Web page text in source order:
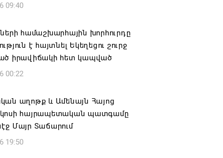
09:40
համաշխարհային խորհուրդը
է հայտնել Եկեղեցու շուրջ
իրավիճակի հետ կապված
00:22
աղոթք և Ամենայն Հայոց
հայրապետական պատգամը
Մայր Տաճարում
19:50